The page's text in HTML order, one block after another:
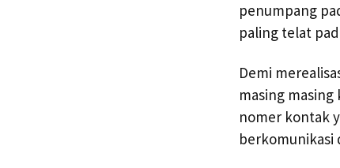
penumpang
paling telat
Demi
masing
nomer kontak
berkomunikasi